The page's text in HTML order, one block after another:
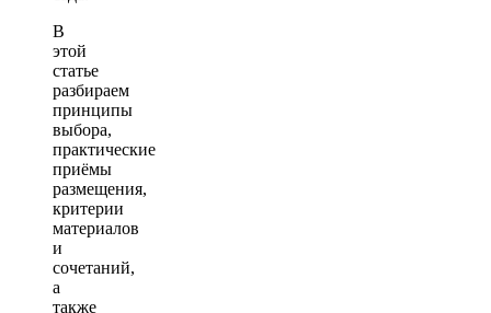
В
этой
статье
разбираем
принципы
выбора,
практические
приёмы
размещения,
критерии
материалов
и
сочетаний,
а
также